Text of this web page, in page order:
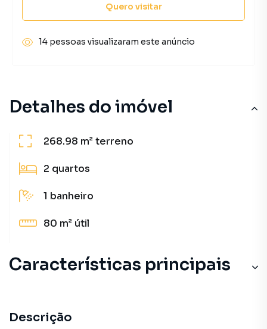
Detalhes do imóvel
268.98 m²terreno
2 quartos
1 banheiro
80 m² útil
Características principais
Descrição
Quero visitar
14 pessoas visualizaram este anúncio